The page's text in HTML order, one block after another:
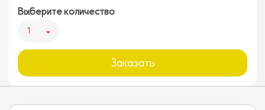
Выберите количество
1
Заказать